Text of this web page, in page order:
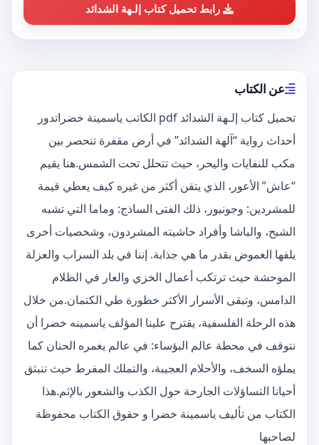
رابط تحميل كتاب إلـهة الشدائد
عن الكتاب
تحميل كتاب إلـهة الشدائد pdf الكاتب ياسمينة خضراتدور
أحداث رواية “آلهة الشدائد” في أرض مقفرة تنحصر بين
مكب للنفايات واليحر، حيث تتحلل تحت الشمس.هنا يقيم
“عاش” الأعور، الذي يتقن أكثر من غيره كيف يعطي قيمة
للمشردين: وجونيور، ذلك الفتى الساذج: وماما التي تشبه
الشبح، والباشا وأفراد حاشيته المشردون، وشخصيات أخرى
يلفها الغموض بقدر ما هي جذابة. إننا في بلد السراب والعزلة
الموحشة حيث ترتكب أعمال الخزي والعار في الظلام
الدامس، وتبقى الأسرار الأكثر خطورة طي الكتمان.من خلال
هذه الرحلة الفلسفية، يقترح علينا المؤلف ياسمينه خضرا أن
نتوقف في محطة عالم البؤساء: في عالم يغمره الحنان كما
يملؤه السخف، والأحلام العجيبة، والتملك المفرط حيث تنبثق
أحيانا التساؤلات الجارحة حول الكذب والشعور بالإثم.هذا
الكتاب من تأليف ياسمينة خضرا و حقوق الكتاب محفوظة
لصاحبها